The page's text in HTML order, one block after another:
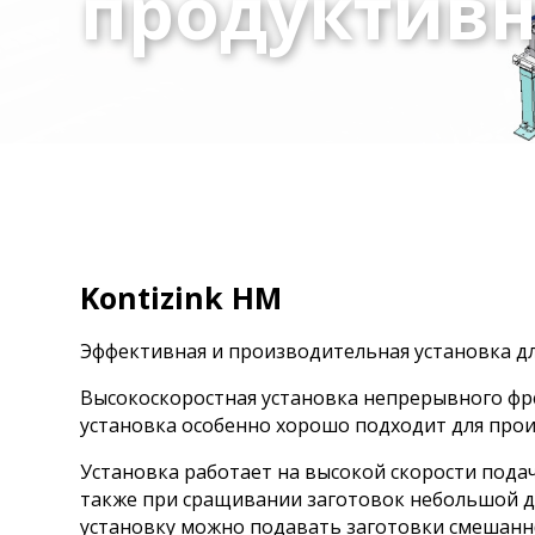
S150 /
Линия производства клееных конструкций
Линии сращивания на минишип для досок
Линии сращивания деревянных заготовок на
Tool Manager
Optifeed
Powerfeed
Устройства выгрузки и тормозящие
Поперечные транспортеры
Kontizink HM
Эффективная и производительная установка
Высокоскоростная установка непрерывного
установка особенно хорошо подходит для
Установка работает на высокой скорости
также при сращивании заготовок небольшой
установку можно подавать заготовки